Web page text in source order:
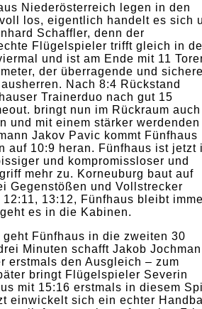
Niederösterreich legen in den
los, eigentlich handelt es sich
Schaffler, denn der
Flügelspieler trifft gleich in
und ist am Ende mit 11
der überragende und
Nach 8:4 Rückstand
Trainerduo nach gut 15
bringt nun im Rückraum auch
und mit einem stärker werdenden
Jakov Pavic kommt Fünfhaus
auf 10:9 heran. Fünfhaus ist jetzt
und kompromissloser und
mehr zu. Korneuburg baut auf
Gegenstößen und Vollstrecker
12:11, 13:12, Fünfhaus bleibt
es in die Kabinen.
geht Fünfhaus in die zweiten 30
Minuten schafft Jakob
erstmals den Ausgleich – zum
bringt Flügelspieler Severin
mit 15:16 erstmals in diesem
einwickelt sich ein echter